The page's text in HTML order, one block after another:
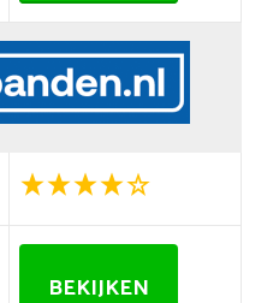
BEKIJKEN